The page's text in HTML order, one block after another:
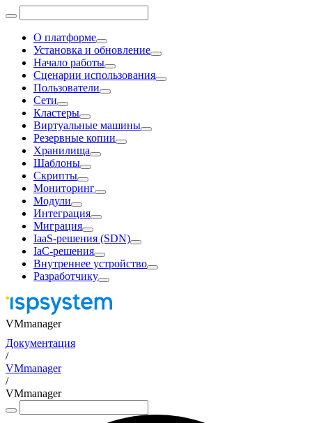
О платформе
Установка и обновление
Начало работы
Сценарии использования
Пользователи
Сети
Кластеры
Виртуальные машины
Резервные копии
Хранилища
Шаблоны
Скрипты
Мониторинг
Модули
Интеграция
Миграция
IaaS-решения (SDN)
IaC-решения
Внутреннее устройство
Разработчику
VMmanager
Документация
/
VMmanager
/
VMmanager